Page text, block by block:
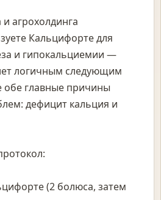
агрохолдинга
Кальцифорте для
и гипокальциемии —
логичным следующим
обе главные причины
дефицит кальция и
(2 болюса, затем